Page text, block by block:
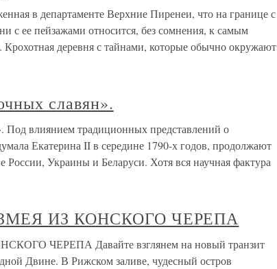
в департаменте Верхние Пиренеи, что на границе с
с ее пейзажами относится, без сомнения, к самым
деревня с тайнами, которые обычно окружают
славян».
Под влиянием традиционных представлений о
Екатерина II в середине 1790-х годов, продолжают
России, Украины и Беларуси. Хотя вся научная фактура
ИЗ КОНСКОГО ЧЕРЕПА
ЧЕРЕПА Давайте взглянем на новый транзит
Двине. В Рижском заливе, чудесный остров